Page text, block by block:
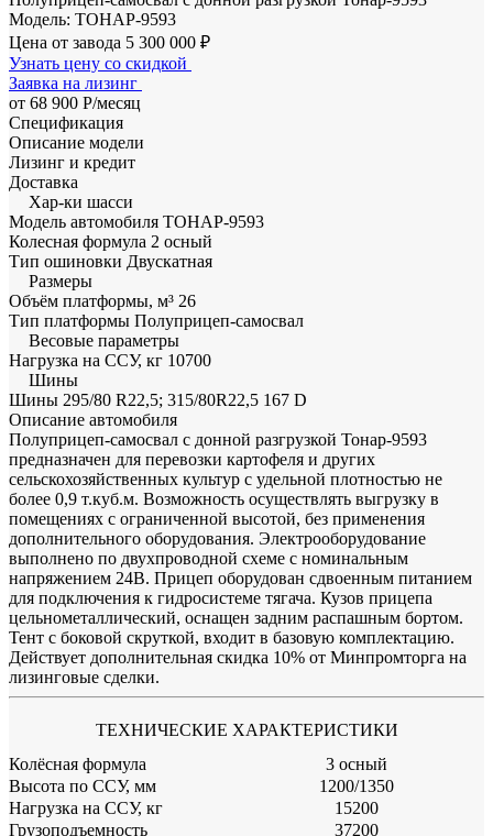
Модель: ТОНАР-9593
Цена от завода 5 300 000 ₽
Узнать цену со скидкой
Заявка на лизинг
от 68 900 Р/месяц
Спецификация
Описание модели
Лизинг и кредит
Доставка
Хар-ки шасси
Модель автомобиля ТОНАР-9593
Колесная формула 2 осный
Тип ошиновки Двускатная
Размеры
Объём платформы, м³ 26
Тип платформы Полуприцеп-самосвал
Весовые параметры
Нагрузка на ССУ, кг 10700
Шины
Шины 295/80 R22,5; 315/80R22,5 167 D
Описание автомобиля
Полуприцеп-самосвал с донной разгрузкой Тонар-9593
предназначен для перевозки картофеля и других
сельскохозяйственных культур с удельной плотностью не
более 0,9 т.куб.м. Возможность осуществлять выгрузку в
помещениях с ограниченной высотой, без применения
дополнительного оборудования. Электрооборудование
выполнено по двухпроводной схеме с номинальным
напряжением 24В. Прицеп оборудован сдвоенным питанием
для подключения к гидросистеме тягача. Кузов прицепа
цельнометаллический, оснащен задним распашным бортом.
Тент с боковой скруткой, входит в базовую комплектацию.
Действует дополнительная скидка 10% от Минпромторга на
лизинговые сделки.
ТЕХНИЧЕСКИЕ ХАРАКТЕРИСТИКИ
Колёсная формула
3 осный
Bысота по ССУ, мм
1200/1350
Нагрузка на ССУ, кг
15200
Грузоподъемность
37200